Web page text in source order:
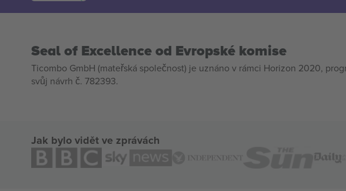
Seal of Excellence od Evropské komise
Ticombo GmbH (mateřská společnost) je uznáno v rámci Horizon 2020,
svůj návrh č. 782393.
Jak bylo vidět ve zprávách